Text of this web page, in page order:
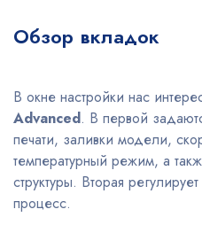
Обзор вкладок
В окне настройки нас
Advanced. В первой
печати, заливки модели,
температурный режим, а
структуры. Вторая
процесс.